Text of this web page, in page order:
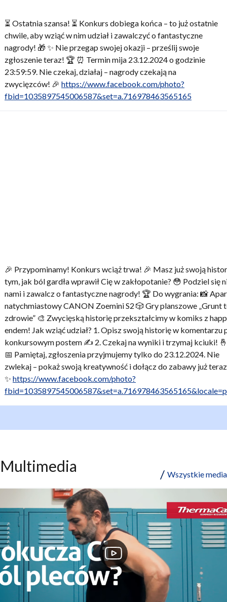
⏳ Ostatnia szansa! ⏳ Konkurs dobiega końca – to już ostatnie
chwile, aby wziąć w nim udział i zawalczyć o fantastyczne
nagrody! 🎁 ✨ Nie przegap swojej okazji – prześlij swoje
zgłoszenie teraz! 🏆 ⏰ Termin mija 23.12.2024 o godzinie
23:59:59. Nie czekaj, działaj – nagrody czekają na
zwycięzców! 🎉 https://www.facebook.com/photo?
fbid=1035897545006587&set=a.716978463565165
🎉 Przypominamy! Konkurs wciąż trwa! 🎉 Masz już swoją
tym, jak ból gardła wprawił Cię w zakłopotanie? 😳 Podziel się
nami i zawalcz o fantastyczne nagrody! 🏆 Do wygrania: 📸
natychmiastowy CANON Zoemini S2 🎲 Gry planszowe „Grunt
zdrowie” 🎨 Zwycięską historię przekształcimy w komiks z
endem! Jak wziąć udział? 1. Opisz swoją historię w komentarzu
konkursowym postem ✍️ 2. Czekaj na wyniki i trzymaj kciuki!
📅 Pamiętaj, zgłoszenia przyjmujemy tylko do 23.12.2024. Nie
zwlekaj – pokaż swoją kreatywność i dołącz do zabawy już
✨ https://www.facebook.com/photo?
Multimedia Wszystkie media